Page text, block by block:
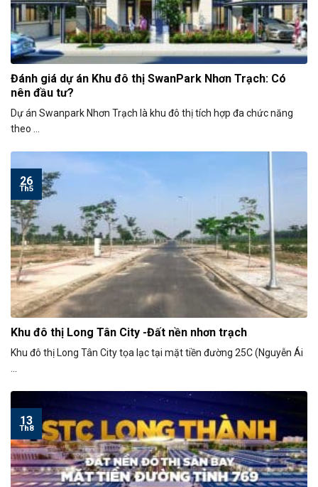
Đánh giá dự án Khu đô thị SwanPark Nhơn Trạch: Có
nên đầu tư?
Dự án Swanpark Nhơn Trạch là khu đô thị tích hợp đa chức năng
theo ...
Khu đô thị Long Tân City -Đất nền nhơn trạch
Khu đô thị Long Tân City tọa lạc tại mặt tiền đường 25C (Nguyễn Ái
...
26
Th5
13
Th8